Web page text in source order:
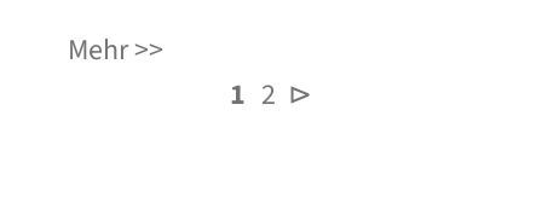
Mehr
1 2 ⊳